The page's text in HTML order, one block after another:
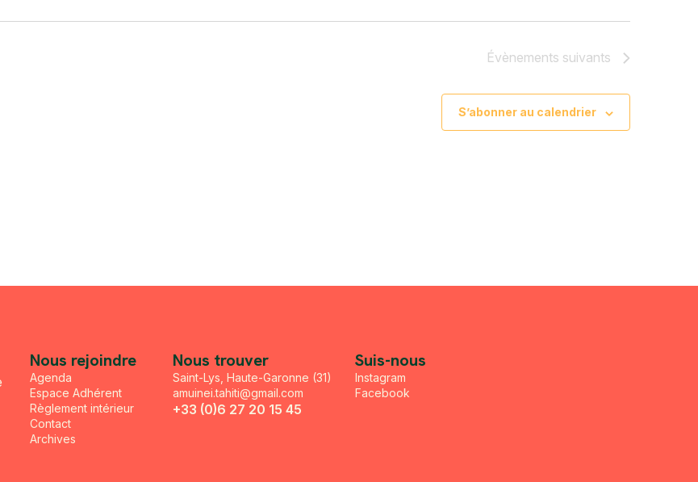
Évènements suivants
S’abonner au calendrier
Nous rejoindre
Agenda
Espace Adhérent
Règlement intérieur
Contact
Archives
Nous trouver
Saint-Lys, Haute-Garonne (31)
amuinei.tahiti@gmail.com
+33 (0)6 27 20 15 45
Suis-nous
Instagram
Facebook